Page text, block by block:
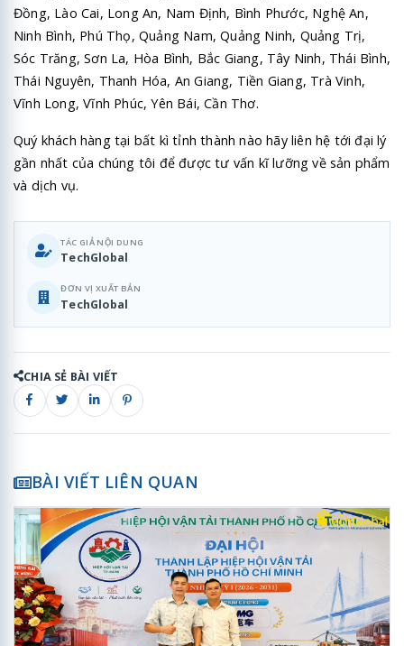
Đồng, Lào Cai, Long An, Nam Định, Bình Phước, Nghệ An,
Ninh Bình, Phú Thọ, Quảng Nam, Quảng Ninh, Quảng Trị,
Sóc Trăng, Sơn La, Hòa Bình, Bắc Giang, Tây Ninh, Thái Bình,
Thái Nguyên, Thanh Hóa, An Giang, Tiền Giang, Trà Vinh,
Vĩnh Long, Vĩnh Phúc, Yên Bái, Cần Thơ.
Quý khách hàng tại bất kì tỉnh thành nào hãy liên hệ tới đại lý
gần nhất của chúng tôi để được tư vấn kĩ lưỡng về sản phẩm
và dịch vụ.
TÁC GIẢ NỘI DUNG
TechGlobal
ĐƠN VỊ XUẤT BẢN
TechGlobal
CHIA SẺ BÀI VIẾT
BÀI VIẾT LIÊN QUAN